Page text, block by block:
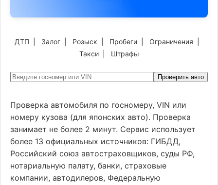
ДТП Залог Розыск Пробеги Ограничения
Такси| Штрафы
Проверить авто
Проверка автомобиля по госномеру, VIN или
номеру кузова (для японских авто). Проверка
занимает не более 2 минут. Сервис использует
более 13 официальных источников: ГИБДД,
Российский союз автостраховщиков, суды РФ,
нотариальную палату, банки, страховые
компании, автодилеров, Федеральную